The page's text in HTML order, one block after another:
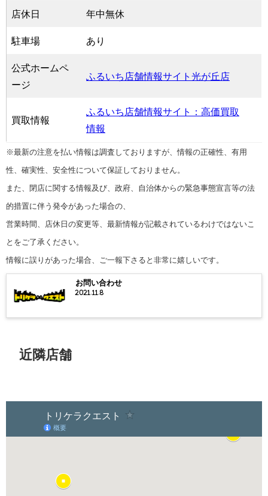
店休日 年中無休
駐車場 あり
公式ホームペ
ージ
ふるいち店舗情報サイト光が丘店
買取情報
ふるいち店舗情報サイト：高価買取
情報
※最新の注意を払い情報は調査しておりますが、情報の正確性、有用
性、確実性、安全性について保証しておりません。
また、閉店に関する情報及び、政府、自治体からの緊急事態宣言等の法
的措置に伴う発令があった場合の、
営業時間、店休日の変更等、最新情報が記載されているわけではないこ
とをご了承ください。
情報に誤りがあった場合、ご一報下さると非常に嬉しいです。
お問い合わせ
2021.11.8
近隣店舗